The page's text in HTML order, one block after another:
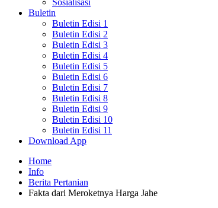
Sosialisasi
Buletin
Buletin Edisi 1
Buletin Edisi 2
Buletin Edisi 3
Buletin Edisi 4
Buletin Edisi 5
Buletin Edisi 6
Buletin Edisi 7
Buletin Edisi 8
Buletin Edisi 9
Buletin Edisi 10
Buletin Edisi 11
Download App
Home
Info
Berita Pertanian
Fakta dari Meroketnya Harga Jahe